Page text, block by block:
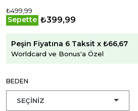
₺499,99
Sepette ₺399,99
Peşin Fiyatına 6 Taksit x ₺66,67
Worldcard ve Bonus'a Özel
BEDEN